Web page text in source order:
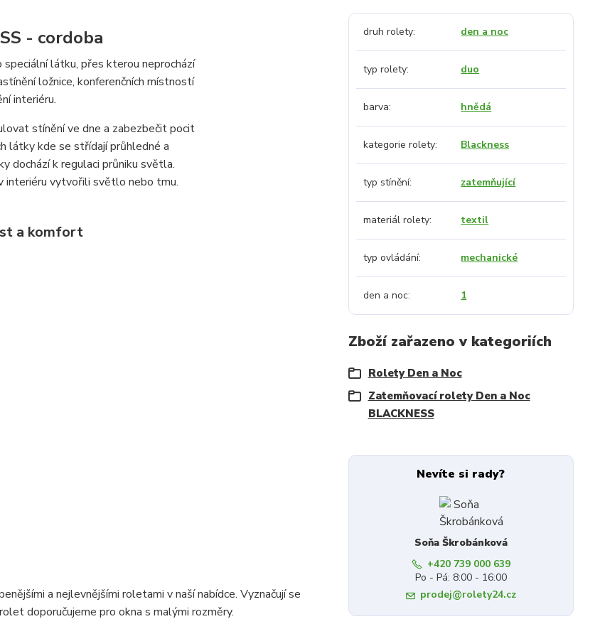
- cordoba
látku, přes kterou neprochází
ložnice, konferenčních místností
interiéru.
stínění ve dne a zabezbečit pocit
látky kde se střídají průhledné a
dochází k regulaci průniku světla.
interiéru vytvořili světlo nebo tmu.
a komfort
a nejlevnějšími roletami v naší nabídce. Vyznačují se
doporučujeme pro okna s malými rozměry.
druh rolety den a noc
typ rolety duo
barva hnědá
kategorie rolety Blackness
typ stínění zatemňující
materiál rolety textil
typ ovládání mechanické
den a noc 1
Zboží zařazeno v kategoriích
Rolety Den a Noc
Zatemňovací rolety Den a Noc
BLACKNESS
Nevíte si rady?
Soňa Škrobánková
+420 739 000 639
Po - Pá: 8:00 - 16:00
prodej@rolety24.cz